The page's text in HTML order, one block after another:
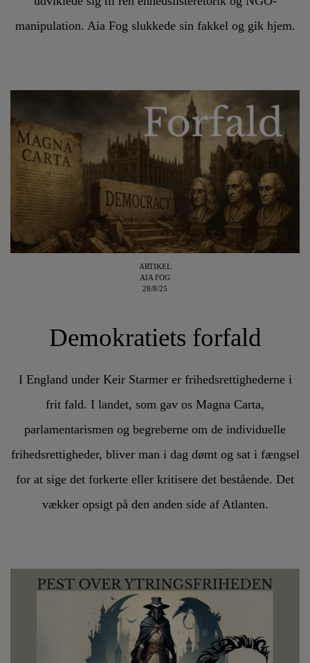
manipulation. Aia Fog slukkede sin fakkel og gik hjem.
ARTIKEL
AIA FOG
28/8/25
Demokratiets forfald
I England under Keir Starmer er frihedsrettighederne i
frit fald. I landet, som gav os Magna Carta,
parlamentarismen og begreberne om de individuelle
frihedsrettigheder, bliver man i dag dømt og sat i fængsel
for at sige det forkerte eller kritisere det bestående. Det
vækker opsigt på den anden side af Atlanten.